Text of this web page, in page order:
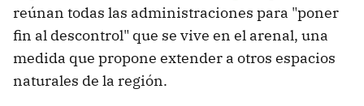
reúnan todas las administraciones para "poner
fin al descontrol" que se vive en el arenal, una
medida que propone extender a otros espacios
naturales de la región.